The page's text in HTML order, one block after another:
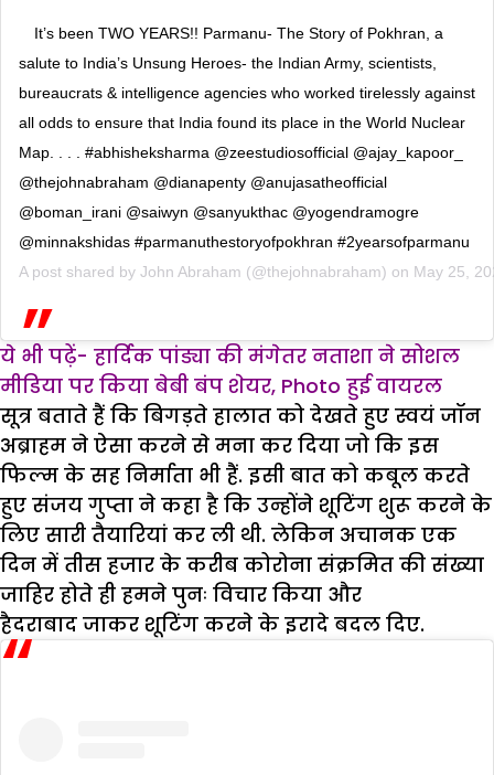
It’s been TWO YEARS!! Parmanu- The Story of Pokhran, a
salute to India’s Unsung Heroes- the Indian Army, scientists,
bureaucrats & intelligence agencies who worked tirelessly against
all odds to ensure that India found its place in the World Nuclear
Map. . . . #abhisheksharma @zeestudiosofficial @ajay_kapoor_
@thejohnabraham @dianapenty @anujasatheofficial
@boman_irani @saiwyn @sanyukthac @yogendramogre
@minnakshidas #parmanuthestoryofpokhran #2yearsofparmanu
A post shared by John Abraham (@thejohnabraham) on May 25,
ये भी पढ़ें- हार्दिक पांड्या की मंगेतर नताशा ने सोशल
मीडिया पर किया बेबी बंप शेयर, Photo हुई वायरल
सूत्र बताते हैं कि बिगड़ते हालात को देखते हुए स्वयं जॉन
अब्राहम ने ऐसा करने से मना कर दिया जो कि इस
फिल्म के सह निर्माता भी हैं. इसी बात को कबूल करते
हुए संजय गुप्ता ने कहा है कि उन्होंने शूटिंग शुरू करने के
लिए सारी तैयारियां कर ली थी. लेकिन अचानक एक
दिन में तीस हजार के करीब कोरोना संक्रमित की संख्या
जाहिर होते ही हमने पुनः विचार किया और
हैदराबाद जाकर शूटिंग करने के इरादे बदल दिए.